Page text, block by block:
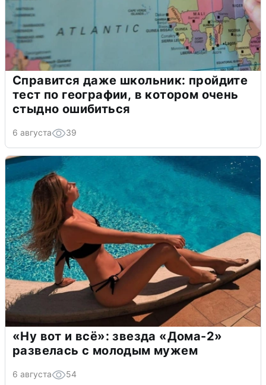
Справится даже школьник: пройдите
тест по географии, в котором очень
стыдно ошибиться
6 августа 39
«Ну вот и всё»: звезда «Дома-2»
развелась с молодым мужем
6 августа 54